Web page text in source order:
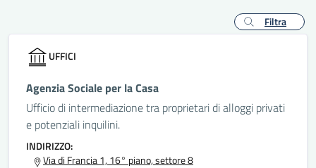
Filtra
UFFICI
Agenzia Sociale per la Casa
Ufficio di intermediazione tra proprietari di alloggi privati
e potenziali inquilini.
INDIRIZZO:
Via di Francia 1, 16° piano, settore 8